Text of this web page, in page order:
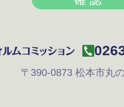
〒390-0873 松本市丸